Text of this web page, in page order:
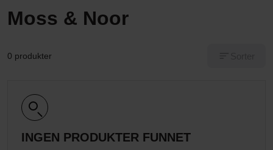
Moss & Noor
0 produkter
INGEN PRODUKTER FUNNET